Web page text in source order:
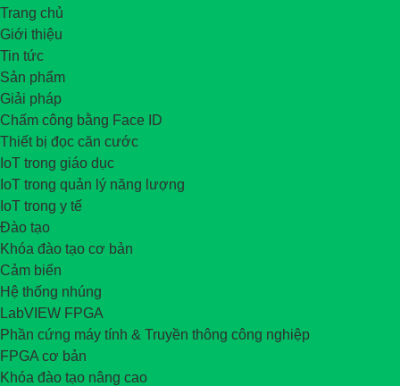
Trang chủ
Giới thiệu
Tin tức
Sản phẩm
Giải pháp
Chấm công bằng Face ID
Thiết bị đọc căn cước
IoT trong giáo dục
IoT trong quản lý năng lượng
IoT trong y tế
Đào tạo
Khóa đào tạo cơ bản
Cảm biến
Hệ thống nhúng
LabVIEW FPGA
Phần cứng máy tính & Truyền thông công nghiệp
FPGA cơ bản
Khóa đào tạo nâng cao